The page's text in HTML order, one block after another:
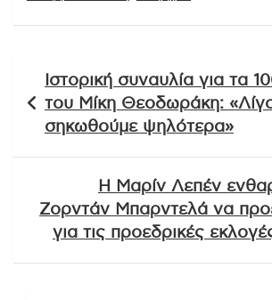
άρθρων
Ιστορική συναυλία για τα
του Μίκη Θεοδωράκη:
σηκωθούμε ψηλότερα»
Η Μαρίν Λεπέν
Ζορντάν Μπαρντελά να
για τις προεδρικές